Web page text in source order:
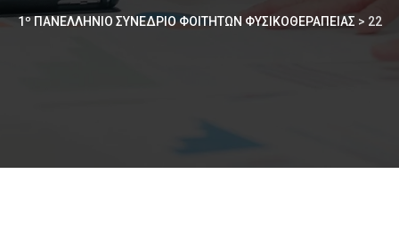
1º ΠΑΝΕΛΛΉΝΙΟ ΣΥΝΈΔΡΙΟ ΦΟΙΤΗΤΏΝ ΦΥΣΙΚΟΘΕΡΑΠΕΊΑΣ > 22